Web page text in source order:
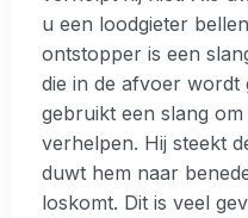
u een loodgieter
ontstopper is een
die in de afvoer wordt
gebruikt een slang
verhelpen. Hij steekt
duwt hem naar
loskomt. Dit is veel